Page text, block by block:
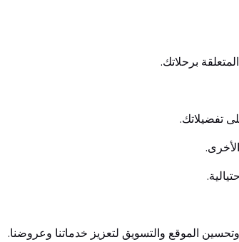
برحلاتك.
تفضيلاتك.
الموقع والتسويق لتعزيز خدماتنا وعروضنا.